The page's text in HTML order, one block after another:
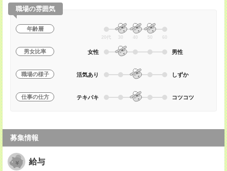
職場の雰囲気
年齢層
20代 30 40 50 60
男女比率 女性 男性
職場の様子 活気あり しずか
仕事の仕方 テキパキ コツコツ
募集情報
給与